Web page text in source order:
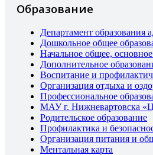
Образование
Департамент образования
Дошкольное общее
Начальное общее,
Дополнительное
Воспитание и
Организация отдыха и
Профессиональное
МАУ г. Нижневартовска
Родительское образование
Профилактика и
Организация питания и
Ментальная карта